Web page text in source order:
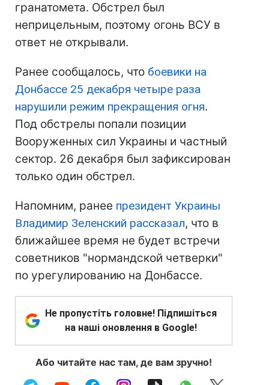
гранатомета. Обстрел был
неприцельным, поэтому огонь ВСУ в
ответ не открывали.
Ранее сообщалось, что боевики на
Донбассе 25 декабря четыре раза
нарушили режим прекращения огня.
Под обстрелы попали позиции
Вооруженных сил Украины и частный
сектор. 26 декабря был зафиксирован
только один обстрел.
Напомним, ранее президент Украины
Владимир Зеленский рассказал, что в
ближайшее время не будет встречи
советников "нормандской четверки"
по урегулированию на Донбассе.
Не пропустіть головне! Підпишіться
на наші оновлення в Google!
Або читайте нас там, де вам зручно!